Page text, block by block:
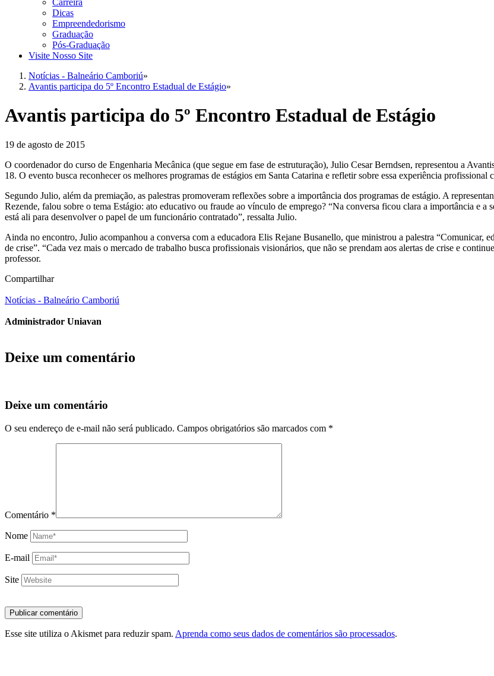
Carreira
Dicas
Empreendedorismo
Graduação
Pós-Graduação
Visite Nosso Site
Notícias - Balneário Camboriú»
Avantis participa do 5º Encontro Estadual de Estágio»
Avantis participa do 5º Encontro Estadual de Estágio
19 de agosto de 2015
O coordenador do curso de Engenharia Mecânica (que segue em fase de estruturação), Julio Cesar Berndsen, representou a
18. O evento busca reconhecer os melhores programas de estágios em Santa Catarina e refletir sobre essa experiência
Segundo Julio, além da premiação, as palestras promoveram reflexões sobre a importância dos programas de estágio. A
Rezende, falou sobre o tema Estágio: ato educativo ou fraude ao vínculo de emprego? “Na conversa ficou clara a importância e a
está ali para desenvolver o papel de um funcionário contratado”, ressalta Julio.
Ainda no encontro, Julio acompanhou a conversa com a educadora Elis Rejane Busanello, que ministrou a palestra “Comunicar,
de crise”. “Cada vez mais o mercado de trabalho busca profissionais visionários, que não se prendam aos alertas de crise e
professor.
Compartilhar
Notícias - Balneário Camboriú
Administrador Uniavan
Deixe um comentário
Deixe um comentário
O seu endereço de e-mail não será publicado. Campos obrigatórios são marcados com *
Comentário *
Nome
E-mail
Site
Esse site utiliza o Akismet para reduzir spam. Aprenda como seus dados de comentários são processados.